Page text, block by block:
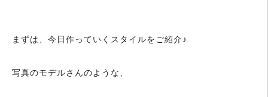
まずは、今日作っていくスタイルをご紹介♪
写真のモデルさんのような、